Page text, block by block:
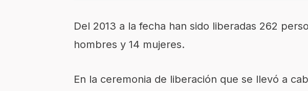
Del 2013 a la fecha han sido liberadas 262
hombres y 14 mujeres.
En la ceremonia de liberación que se llevó a